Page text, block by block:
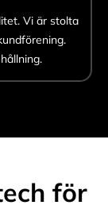
Vi är stolta
för